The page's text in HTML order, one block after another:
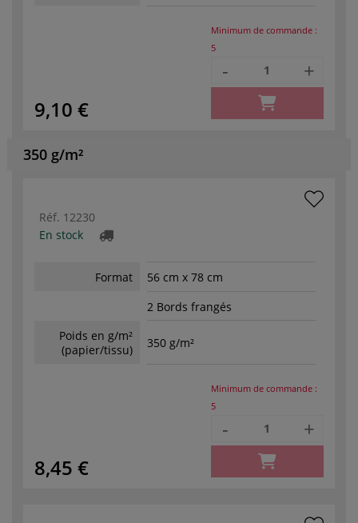
9,10 €
Minimum de commande :
5
- +
350 g/m²
Réf. 12230
En stock
Format
56 cm x 78 cm
2 Bords frangés
Poids en g/m²
(papier/tissu)
350 g/m²
8,45 €
Minimum de commande :
5
- +